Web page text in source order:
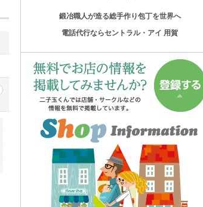
鍛冶職人が造る総手作り包丁を世界へ
電話代行ならセントラル・アイ 用賀